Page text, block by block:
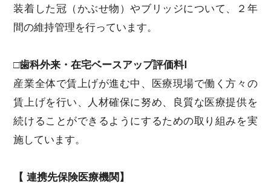
装着した冠（かぶせ物）やブリッジについて、２年
間の維持管理を行っています。
□歯科外来・在宅ベースアップ評価料Ⅰ
産業全体で賃上げが進む中、医療現場で働く方々の
賃上げを行い、人材確保に努め、良質な医療提供を
続けることができるようにするための取り組みを実
施しています。
【 連携先保険医療機関】